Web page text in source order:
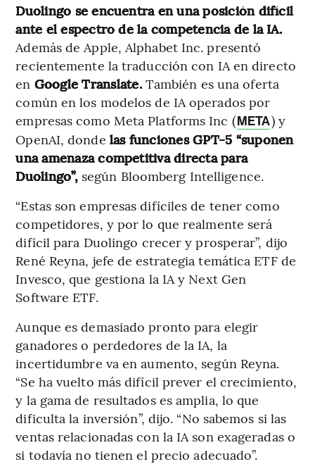
Duolingo se encuentra en una posición difícil
ante el espectro de la competencia de la IA.
Además de Apple, Alphabet Inc. presentó
recientemente la traducción con IA en directo
en Google Translate.También es una oferta
común en los modelos de IA operados por
empresas como Meta Platforms Inc (META) y
OpenAI, donde las funciones GPT-5 “suponen
una amenaza competitiva directa para
Duolingo”, según Bloomberg Intelligence.
“Estas son empresas difíciles de tener como
competidores, y por lo que realmente será
difícil para Duolingo crecer y prosperar”, dijo
René Reyna, jefe de estrategia temática ETF de
Invesco, que gestiona la IA y Next Gen
Software ETF.
Aunque es demasiado pronto para elegir
ganadores o perdedores de la IA, la
incertidumbre va en aumento, según Reyna.
“Se ha vuelto más difícil prever el crecimiento,
y la gama de resultados es amplia, lo que
dificulta la inversión”, dijo. “No sabemos si las
ventas relacionadas con la IA son exageradas o
si todavía no tienen el precio adecuado”.